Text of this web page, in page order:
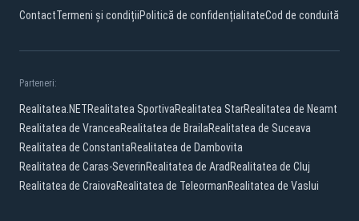
ContactTermeni și condițiiPolitică de confidențialitateCod de conduită
Parteneri:
Realitatea.NETRealitatea SportivaRealitatea StarRealitatea de Neamt
Realitatea de VranceaRealitatea de BrailaRealitatea de Suceava
Realitatea de ConstantaRealitatea de Dambovita
Realitatea de Caras-SeverinRealitatea de Arad Realitatea de Cluj
Realitatea de CraiovaRealitatea de TeleormanRealitatea de Vaslui